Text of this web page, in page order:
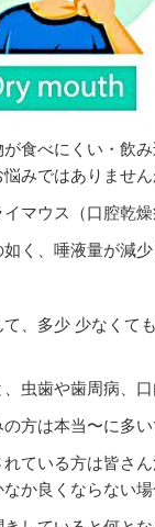
が食べにくい・飲
みではありません
マウス（口腔乾燥
く、唾液量が減
て、多少 少なくて
、虫歯や歯周病、
方は本当〜に多
ている方は皆さ
か良くならない場